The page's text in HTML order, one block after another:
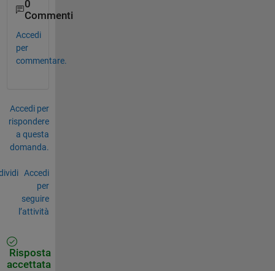
0
Commenti
Accedi
per
commentare.
Accedi per
rispondere
a questa
domanda.
Accedi
per
seguire
l’attività
Risposta
accettata